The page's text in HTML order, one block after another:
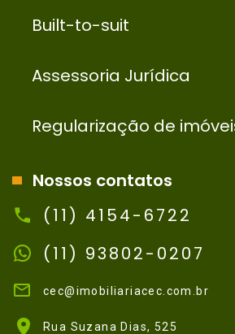
Built-to-suit
Assessoria Jurídica
Regularização de
Nossos contatos
(11) 4154-6722
(11) 93802-0207
cec@imobiliariacec.com.br
Rua Suzana Dias, 525